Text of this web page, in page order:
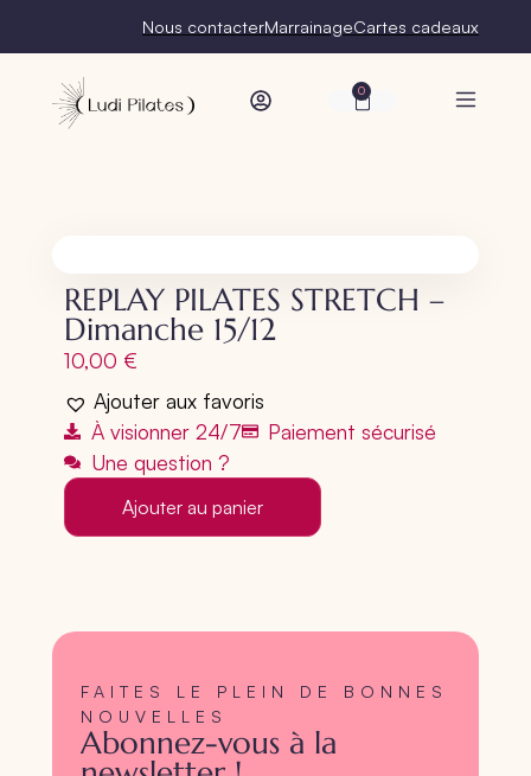
Nous contacterMarrainageCartes cadeaux
0
REPLAY PILATES STRETCH –
Dimanche 15/12
10,00 €
Ajouter aux favoris
À visionner 24/7
Paiement sécurisé
Une question ?
Ajouter au panier
FAITES LE PLEIN DE BONNES
NOUVELLES
Abonnez-vous à la